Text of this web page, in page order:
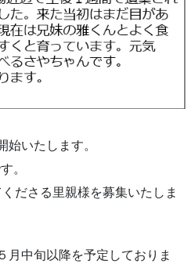
いたします。
。
ださる里親様を募集いたしま
月中旬以降を予定しておりま